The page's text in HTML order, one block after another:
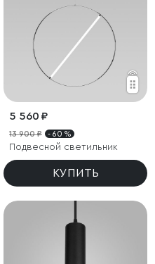
5 560 ₽
13 900 ₽ - 60 %
Подвесной светильник
КУПИТЬ